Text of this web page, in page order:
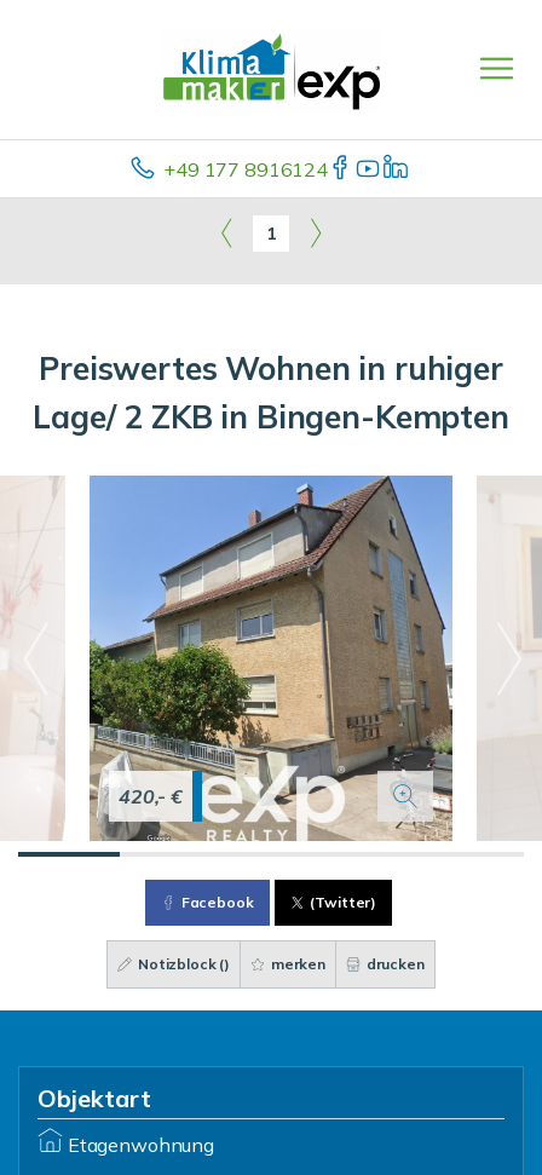
+49 177 8916124
1
Preiswertes Wohnen in ruhiger
Lage/ 2 ZKB in Bingen-Kempten
420,- €
Facebook (Twitter)
Notizblock () merken drucken
Objektart
Etagenwohnung